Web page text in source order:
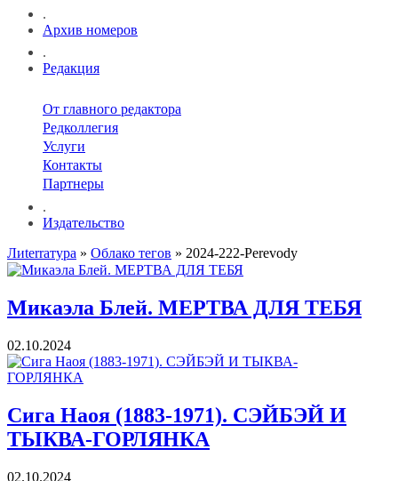
.
Архив номеров
.
Редакция
От главного редактора
Редколлегия
Услуги
Контакты
Партнеры
.
Издательство
Лиterraтура » Облако тегов » 2024-222-Perevody
Микаэла Блей. МЕРТВА ДЛЯ ТЕБЯ
02.10.2024
Сига Наоя (1883-1971). СЭЙБЭЙ И
ТЫКВА-ГОРЛЯНКА
02.10.2024